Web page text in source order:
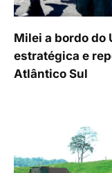
Milei a bordo do
estratégica e
Atlântico Sul